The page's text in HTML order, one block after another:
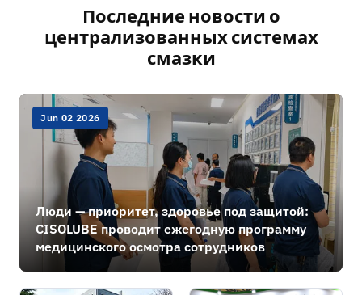
Последние новости о
централизованных системах
смазки
Jun 02 2026
Люди — приоритет, здоровье под защитой:
CISOLUBE проводит ежегодную программу
медицинского осмотра сотрудников